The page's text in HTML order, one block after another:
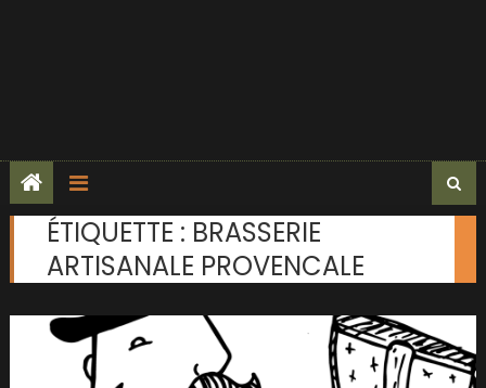
ÉTIQUETTE : BRASSERIE
ARTISANALE PROVENCALE